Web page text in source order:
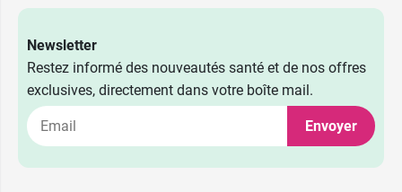
Newsletter
Restez informé des nouveautés santé et de nos offres
exclusives, directement dans votre boîte mail.
Envoyer